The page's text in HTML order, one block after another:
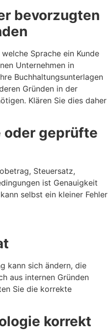
bevorzugten
Sprache ein Kunde
Unternehmen in
Buchhaltungsunterlagen
Gründen in der
Klären Sie dies daher
oder geprüfte
Steuersatz,
ist Genauigkeit
selbst ein kleiner Fehler
kann sich ändern, die
aus internen Gründen
Sie die korrekte
korrekt